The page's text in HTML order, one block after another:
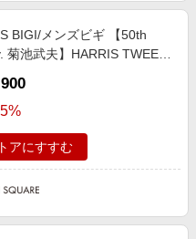
BIGI/メンズビギ 【50th
菊池武夫】HARRIS TWEED
アにすすむ